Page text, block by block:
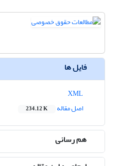
فایل ها
اصل مقاله
234.12 K
هم رسانی